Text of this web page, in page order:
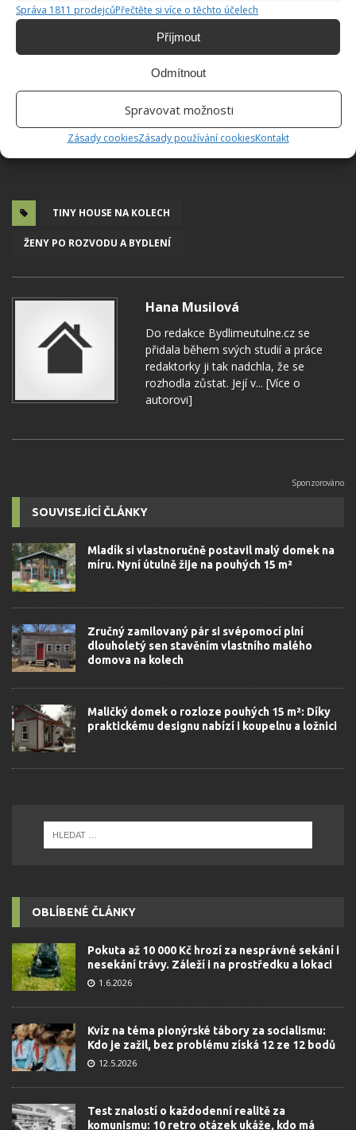
Správa 1811 prodejcůPřečtěte si více o těchto účelech
Příjmout
Odmítnout
Spravovat možnosti
Zásady cookiesZásady používání cookiesKontakt
TINY HOUSE NA KOLECH
ŽENY PO ROZVODU A BYDLENÍ
Hana Musilová
Do redakce Bydlimeutulne.cz se
přidala během svých studií a práce
redaktorky ji tak nadchla, že se
rozhodla zůstat. Její v... [Více o
autorovi]
SOUVISEJÍCÍ ČLÁNKY
Mladík si vlastnoručně postavil malý domek na
míru. Nyní útulně žije na pouhých 15 m²
Zručný zamilovaný pár si svépomocí plní
dlouholetý sen stavěním vlastního malého
domova na kolech
Maličký domek o rozloze pouhých 15 m²: Díky
praktickému designu nabízí i koupelnu a ložnici
OBLÍBENÉ ČLÁNKY
Pokuta až 10 000 Kč hrozí za nesprávné sekání i
nesekání trávy. Záleží i na prostředku a lokaci
1.6.2026
Kvíz na téma pionýrské tábory za socialismu:
Kdo je zažil, bez problému získá 12 ze 12 bodů
12.5.2026
Test znalostí o každodenní realitě za
komunismu: 10 retro otázek ukáže, kdo má